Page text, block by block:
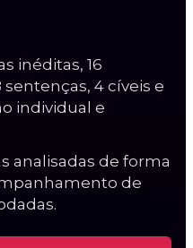
inéditas, 16
4 cíveis e
individual e
analisadas de forma
de